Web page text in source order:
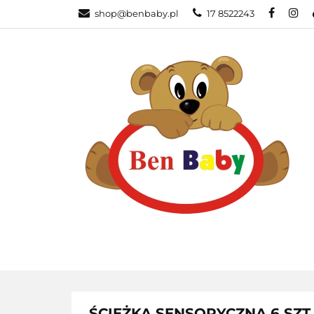
shop@benbaby.pl 17 8522243